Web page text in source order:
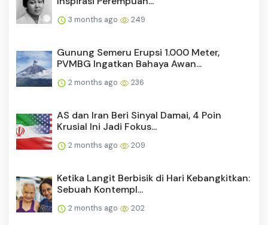
3 months ago 249
Gunung Semeru Erupsi 1.000 Meter,
PVMBG Ingatkan Bahaya Awan...
2 months ago 236
AS dan Iran Beri Sinyal Damai, 4 Poin
Krusial Ini Jadi Fokus...
2 months ago 209
Ketika Langit Berbisik di Hari Kebangkitkan:
Sebuah Kontempl...
2 months ago 202